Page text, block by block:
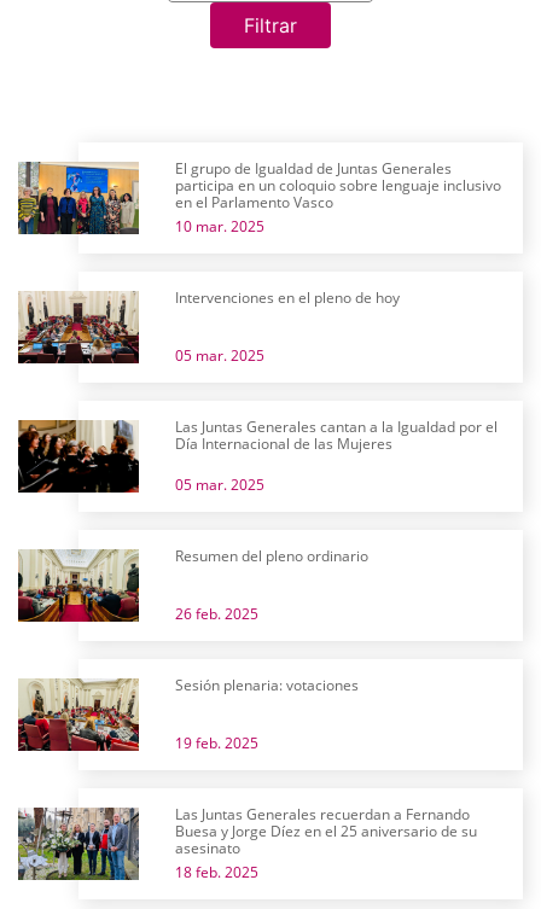
Filtrar
El grupo de Igualdad de Juntas Generales
participa en un coloquio sobre lenguaje inclusivo
en el Parlamento Vasco
10 mar. 2025
Intervenciones en el pleno de hoy
05 mar. 2025
Las Juntas Generales cantan a la Igualdad por el
Día Internacional de las Mujeres
05 mar. 2025
Resumen del pleno ordinario
26 feb. 2025
Sesión plenaria: votaciones
19 feb. 2025
Las Juntas Generales recuerdan a Fernando
Buesa y Jorge Díez en el 25 aniversario de su
asesinato
18 feb. 2025